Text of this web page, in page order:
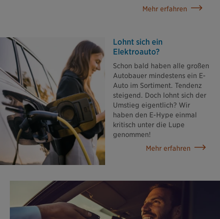
Mehr erfahren
Lohnt sich ein
Elektroauto?
Schon bald haben alle großen
Autobauer mindestens ein E-
Auto im Sortiment. Tendenz
steigend. Doch lohnt sich der
Umstieg eigentlich? Wir
haben den E-Hype einmal
kritisch unter die Lupe
genommen!
Mehr erfahren